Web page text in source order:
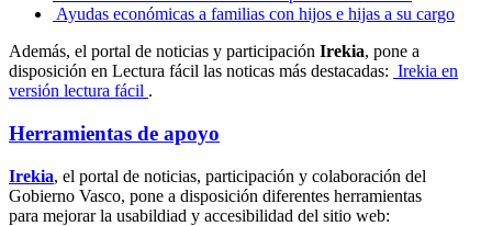
Ayudas económicas a familias con hijos e hijas a su cargo
Además, el portal de noticias y participación Irekia, pone a
disposición en Lectura fácil las noticas más destacadas: Irekia en
versión lectura fácil .
Herramientas de apoyo
Irekia, el portal de noticias, participación y colaboración del
Gobierno Vasco, pone a disposición diferentes herramientas
para mejorar la usabildiad y accesibilidad del sitio web: